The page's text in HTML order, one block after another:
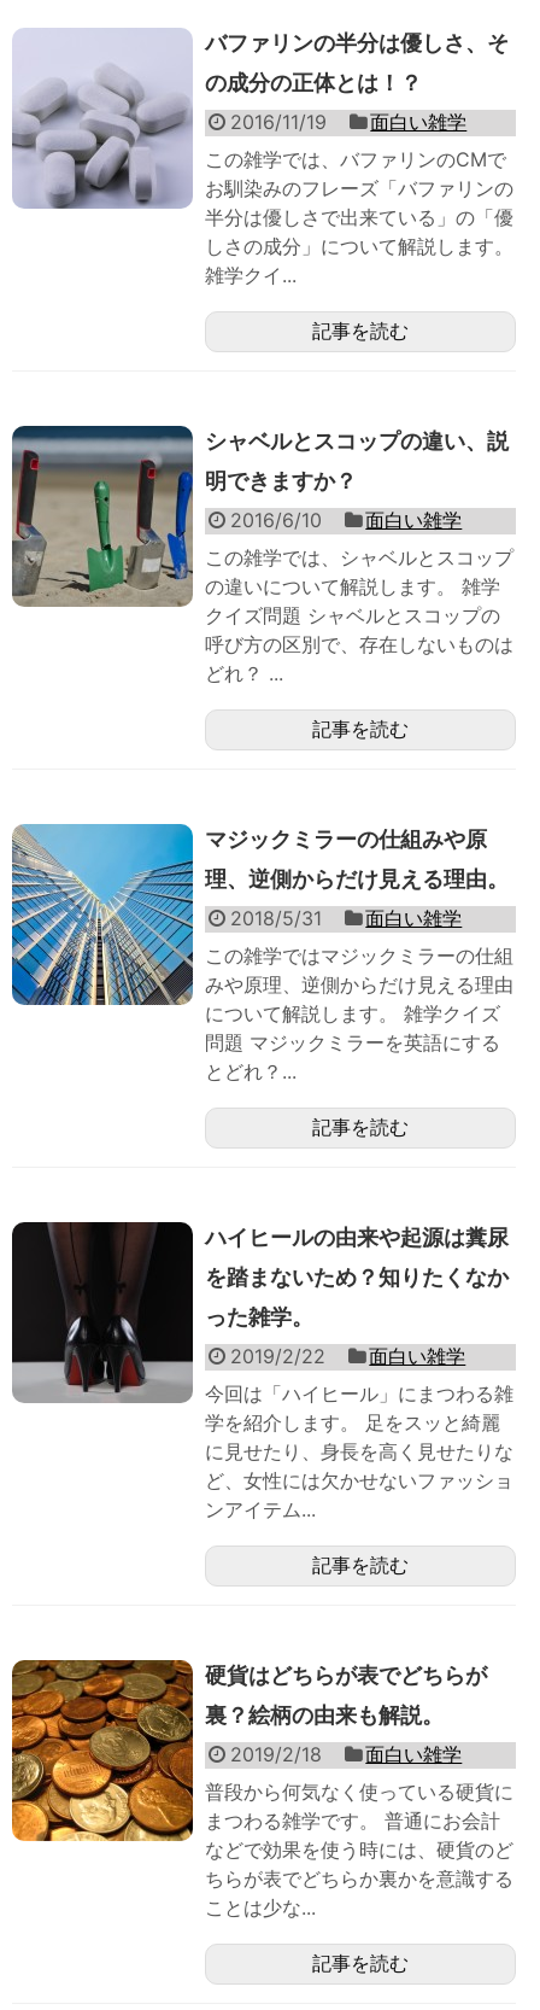
バファリンの半分は優しさ、そ
の成分の正体とは！？
2016/11/19
面白い雑学
この雑学では、バファリンのCMで
お馴染みのフレーズ「バファリンの
半分は優しさで出来ている」の「優
しさの成分」について解説します。
雑学クイ...
記事を読む
シャベルとスコップの違い、説
明できますか？
2016/6/10
面白い雑学
この雑学では、シャベルとスコップ
の違いについて解説します。 雑学
クイズ問題 シャベルとスコップの
呼び方の区別で、存在しないものは
どれ？ ...
記事を読む
マジックミラーの仕組みや原
理、逆側からだけ見える理由。
2018/5/31
面白い雑学
この雑学ではマジックミラーの仕組
みや原理、逆側からだけ見える理由
について解説します。 雑学クイズ
問題 マジックミラーを英語にする
とどれ？...
記事を読む
ハイヒールの由来や起源は糞尿
を踏まないため？知りたくなか
った雑学。
2019/2/22
面白い雑学
今回は「ハイヒール」にまつわる雑
学を紹介します。 足をスッと綺麗
に見せたり、身長を高く見せたりな
ど、女性には欠かせないファッショ
ンアイテム...
記事を読む
硬貨はどちらが表でどちらが
裏？絵柄の由来も解説。
2019/2/18
面白い雑学
普段から何気なく使っている硬貨に
まつわる雑学です。 普通にお会計
などで効果を使う時には、硬貨のど
ちらが表でどちらか裏かを意識する
ことは少な...
記事を読む